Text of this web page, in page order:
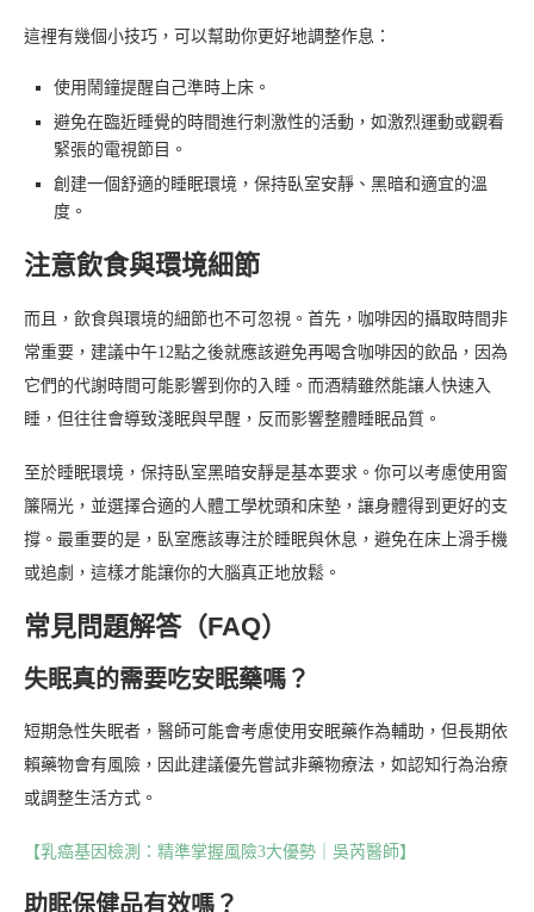
這裡有幾個小技巧，可以幫助你更好地調整作息：
使用鬧鐘提醒自己準時上床。
避免在臨近睡覺的時間進行刺激性的活動，如激烈運動或觀看
緊張的電視節目。
創建一個舒適的睡眠環境，保持臥室安靜、黑暗和適宜的溫
度。
注意飲食與環境細節
而且，飲食與環境的細節也不可忽視。首先，咖啡因的攝取時間非
常重要，建議中午12點之後就應該避免再喝含咖啡因的飲品，因為
它們的代謝時間可能影響到你的入睡。而酒精雖然能讓人快速入
睡，但往往會導致淺眠與早醒，反而影響整體睡眠品質。
至於睡眠環境，保持臥室黑暗安靜是基本要求。你可以考慮使用窗
簾隔光，並選擇合適的人體工學枕頭和床墊，讓身體得到更好的支
撐。最重要的是，臥室應該專注於睡眠與休息，避免在床上滑手機
或追劇，這樣才能讓你的大腦真正地放鬆。
常見問題解答（FAQ）
失眠真的需要吃安眠藥嗎？
短期急性失眠者，醫師可能會考慮使用安眠藥作為輔助，但長期依
賴藥物會有風險，因此建議優先嘗試非藥物療法，如認知行為治療
或調整生活方式。
【乳癌基因檢測：精準掌握風險3大優勢｜吳芮醫師】
助眠保健品有效嗎？